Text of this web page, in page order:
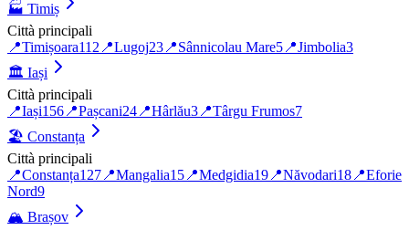
🏭 Timiș
Città principali
📍Timișoara112 📍Lugoj23 📍Sânnicolau Mare5 📍Jimbolia3
🏛️ Iași
Città principali
📍Iași156 📍Pașcani24 📍Hârlău3 📍Târgu Frumos7
🏖️ Constanța
Città principali
📍Constanța127 📍Mangalia15 📍Medgidia19 📍Năvodari18 📍Eforie
Nord9
🏔️ Brașov